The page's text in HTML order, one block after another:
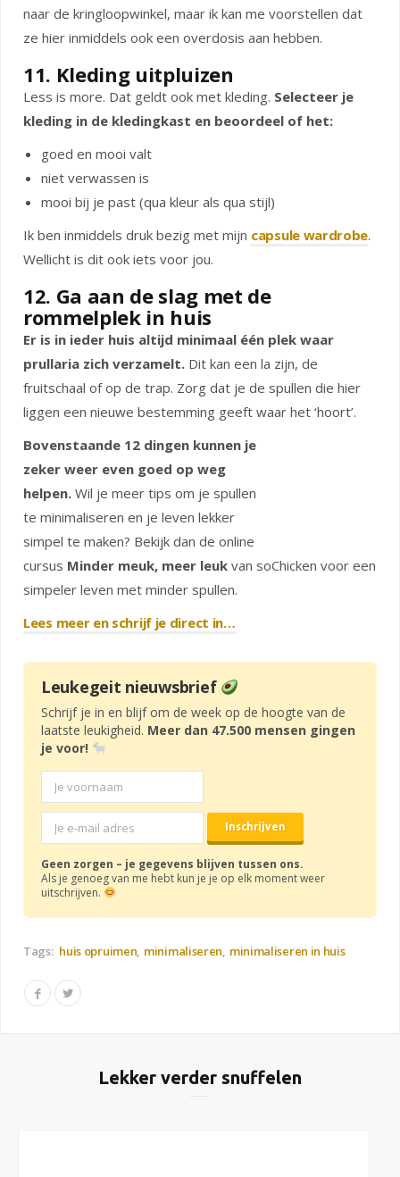
naar de kringloopwinkel, maar ik kan me voorstellen dat
ze hier inmiddels ook een overdosis aan hebben.
11. Kleding uitpluizen
Less is more. Dat geldt ook met kleding. Selecteer je
kleding in de kledingkast en beoordeel of het:
goed en mooi valt
niet verwassen is
mooi bij je past (qua kleur als qua stijl)
Ik ben inmiddels druk bezig met mijn capsule wardrobe.
Wellicht is dit ook iets voor jou.
12. Ga aan de slag met de
rommelplek in huis
Er is in ieder huis altijd minimaal één plek waar
prullaria zich verzamelt. Dit kan een la zijn, de
fruitschaal of op de trap. Zorg dat je de spullen die hier
liggen een nieuwe bestemming geeft waar het ‘hoort’.
Bovenstaande 12 dingen kunnen je
zeker weer even goed op weg
helpen. Wil je meer tips om je spullen
te minimaliseren en je leven lekker
simpel te maken? Bekijk dan de online
cursus Minder meuk, meer leuk van soChicken voor een
simpeler leven met minder spullen.
Lees meer en schrijf je direct in…
Leukegeit nieuwsbrief
Schrijf je in en blijf om de week op de hoogte van de
laatste leukigheid. Meer dan 47.500 mensen gingen
je voor!
Geen zorgen – je gegevens blijven tussen ons.
Als je genoeg van me hebt kun je je op elk moment weer
uitschrijven.
Tags: huis opruimen minimaliseren minimaliseren in huis
Lekker verder snuffelen